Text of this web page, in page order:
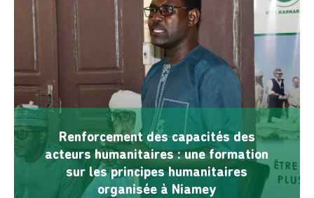
Renforcement des capacités des
acteurs humanitaires : une formation
sur les principes humanitaires
organisée à Niamey